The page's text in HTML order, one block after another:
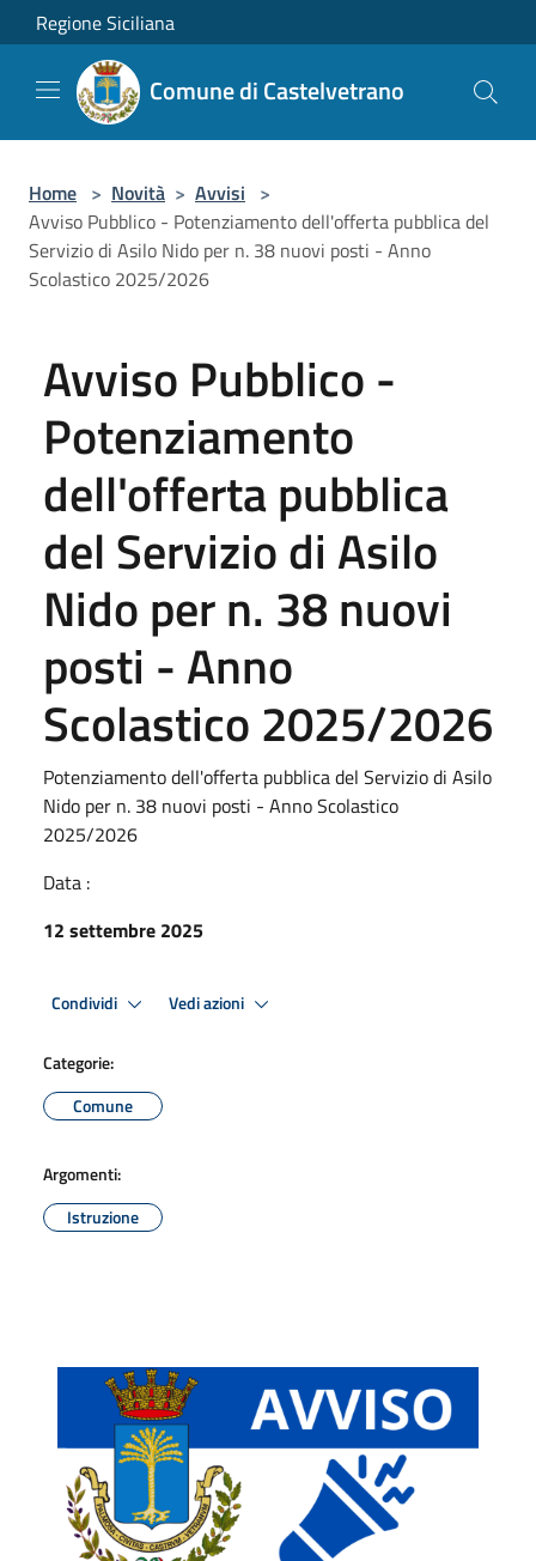
Salta al contenuto principale
Regione Siciliana
Comune di Castelvetrano
Home > Novità > Avvisi >
Avviso Pubblico - Potenziamento dell'offerta pubblica del
Servizio di Asilo Nido per n. 38 nuovi posti - Anno
Scolastico 2025/2026
Avviso Pubblico -
Potenziamento
dell'offerta pubblica
del Servizio di Asilo
Nido per n. 38 nuovi
posti - Anno
Scolastico 2025/2026
Potenziamento dell'offerta pubblica del Servizio di Asilo
Nido per n. 38 nuovi posti - Anno Scolastico
2025/2026
Data :
12 settembre 2025
Condividi Vedi azioni
Categorie:
Comune
Argomenti:
Istruzione